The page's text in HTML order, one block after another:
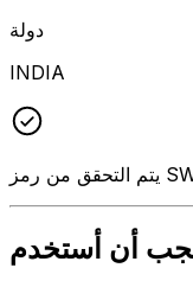
دولة
INDIA